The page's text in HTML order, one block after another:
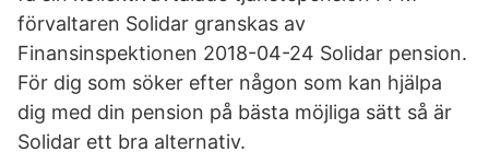
förvaltaren Solidar granskas av
Finansinspektionen 2018-04-24 Solidar pension.
För dig som söker efter någon som kan hjälpa
dig med din pension på bästa möjliga sätt så är
Solidar ett bra alternativ.